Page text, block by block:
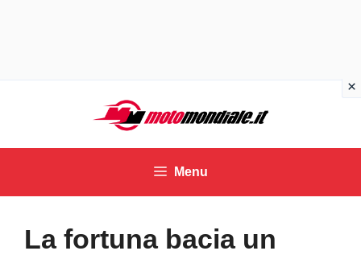
contenuto
Menu
La fortuna bacia un